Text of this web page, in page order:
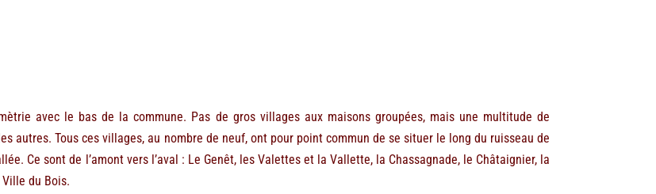
avec le bas de la commune. Pas de gros villages aux maisons groupées, mais une multitude de
autres. Tous ces villages, au nombre de neuf, ont pour point commun de se situer le long du ruisseau de
Ce sont de l’amont vers l’aval : Le Genêt, les Valettes et la Vallette, la Chassagnade, le Châtaignier, la
du Bois.